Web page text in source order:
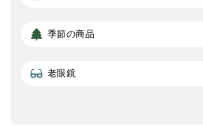
季節の商品
老眼鏡